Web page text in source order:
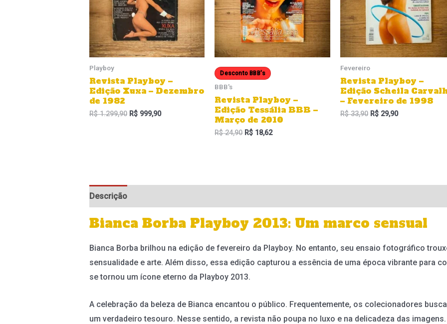
Playboy
Revista Playboy –
Edição Xuxa – Dezembro
de 1982
R$1.299,90 R$999,90
Desconto BBB's
BBB's
Revista Playboy –
Edição Tessália BBB –
Março de 2010
R$24,90 R$ 18,62
Fevereiro
Revista Playboy –
Edição Scheila
– Fevereiro de 1998
R$33,90 R$ 29,90
Descrição
Bianca Borba Playboy 2013: Um marco sensual
Bianca Borba brilhou na edição de fevereiro da Playboy. No entanto, seu ensaio fotográfico
sensualidade e arte. Além disso, essa edição capturou a essência de uma época vibrante para
se tornou um ícone eterno da Playboy 2013.
A celebração da beleza de Bianca encantou o público. Frequentemente, os colecionadores
um verdadeiro tesouro. Nesse sentido, a revista não poupa no luxo e na delicadeza das